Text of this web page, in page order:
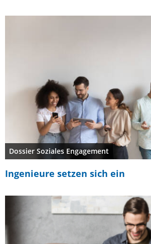
Dossier Soziales Engagement
Ingenieure setzen sich ein